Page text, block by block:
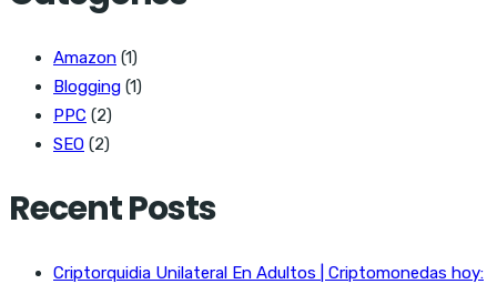
Amazon (1)
Blogging (1)
PPC (2)
SEO (2)
Recent Posts
Criptorquidia Unilateral En Adultos | Criptomonedas hoy: